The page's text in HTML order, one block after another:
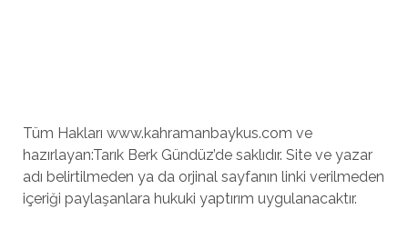
Tüm Hakları www.kahramanbaykus.com ve
hazırlayan:Tarık Berk Gündüz’de saklıdır. Site ve yazar
adı belirtilmeden ya da orjinal sayfanın linki verilmeden
içeriği paylaşanlara hukuki yaptırım uygulanacaktır.